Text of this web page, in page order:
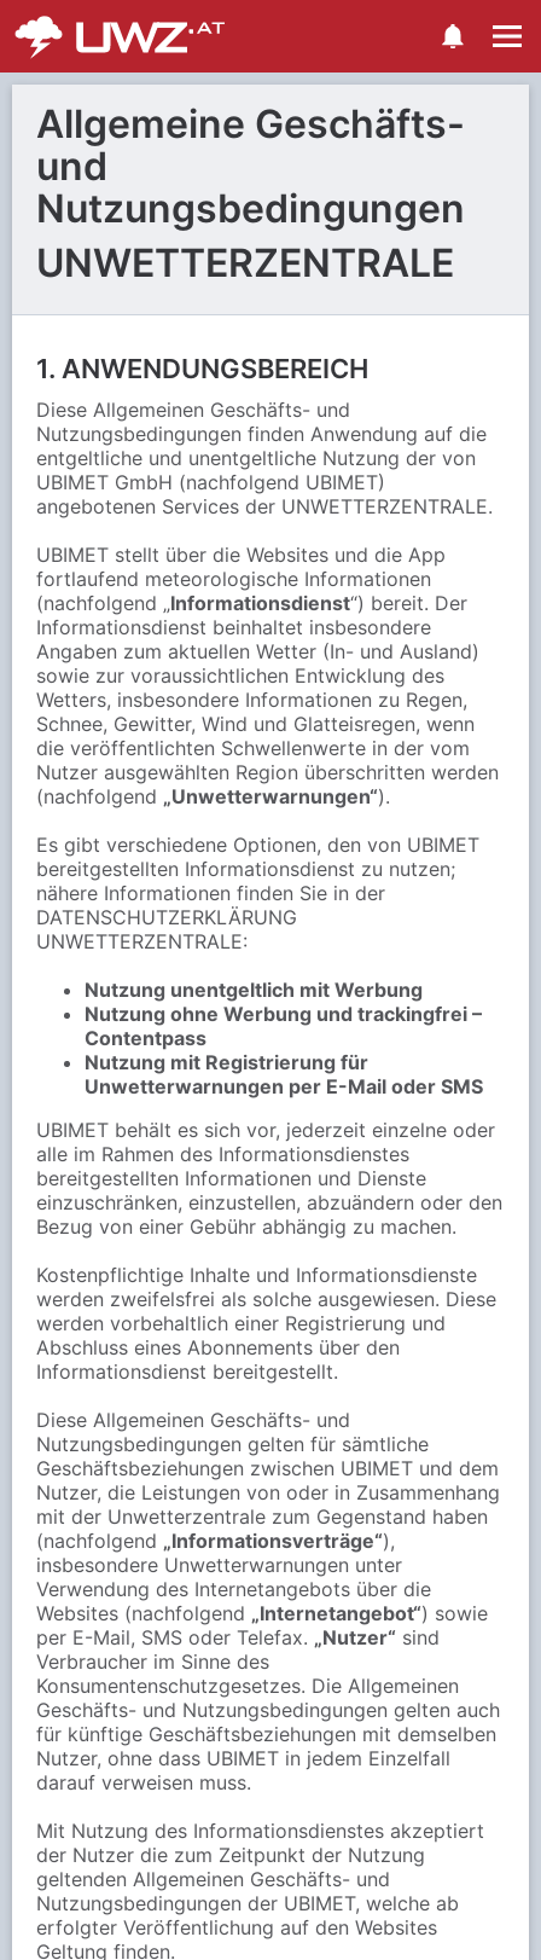
Allgemeine Geschäfts-
und
Nutzungsbedingungen
UNWETTERZENTRALE
1. ANWENDUNGSBEREICH
Diese Allgemeinen Geschäfts- und
Nutzungsbedingungen finden Anwendung auf die
entgeltliche und unentgeltliche Nutzung der von
UBIMET GmbH (nachfolgend UBIMET)
angebotenen Services der UNWETTERZENTRALE.
UBIMET stellt über die Websites und die App
fortlaufend meteorologische Informationen
(nachfolgend „Informationsdienst“) bereit. Der
Informationsdienst beinhaltet insbesondere
Angaben zum aktuellen Wetter (In- und Ausland)
sowie zur voraussichtlichen Entwicklung des
Wetters, insbesondere Informationen zu Regen,
Schnee, Gewitter, Wind und Glatteisregen, wenn
die veröffentlichten Schwellenwerte in der vom
Nutzer ausgewählten Region überschritten werden
(nachfolgend „Unwetterwarnungen“).
Es gibt verschiedene Optionen, den von UBIMET
bereitgestellten Informationsdienst zu nutzen;
nähere Informationen finden Sie in der
DATENSCHUTZERKLÄRUNG
UNWETTERZENTRALE:
Nutzung unentgeltlich mit Werbung
Nutzung ohne Werbung und trackingfrei –
Contentpass
Nutzung mit Registrierung für
Unwetterwarnungen per E-Mail oder SMS
UBIMET behält es sich vor, jederzeit einzelne oder
alle im Rahmen des Informationsdienstes
bereitgestellten Informationen und Dienste
einzuschränken, einzustellen, abzuändern oder den
Bezug von einer Gebühr abhängig zu machen.
Kostenpflichtige Inhalte und Informationsdienste
werden zweifelsfrei als solche ausgewiesen. Diese
werden vorbehaltlich einer Registrierung und
Abschluss eines Abonnements über den
Informationsdienst bereitgestellt.
Diese Allgemeinen Geschäfts- und
Nutzungsbedingungen gelten für sämtliche
Geschäftsbeziehungen zwischen UBIMET und dem
Nutzer, die Leistungen von oder in Zusammenhang
mit der Unwetterzentrale zum Gegenstand haben
(nachfolgend „Informationsverträge“),
insbesondere Unwetterwarnungen unter
Verwendung des Internetangebots über die
Websites (nachfolgend „Internetangebot“) sowie
per E-Mail, SMS oder Telefax. „Nutzer“ sind
Verbraucher im Sinne des
Konsumentenschutzgesetzes. Die Allgemeinen
Geschäfts- und Nutzungsbedingungen gelten auch
für künftige Geschäftsbeziehungen mit demselben
Nutzer, ohne dass UBIMET in jedem Einzelfall
darauf verweisen muss.
Mit Nutzung des Informationsdienstes akzeptiert
der Nutzer die zum Zeitpunkt der Nutzung
geltenden Allgemeinen Geschäfts- und
Nutzungsbedingungen der UBIMET, welche ab
erfolgter Veröffentlichung auf den Websites
Geltung finden.